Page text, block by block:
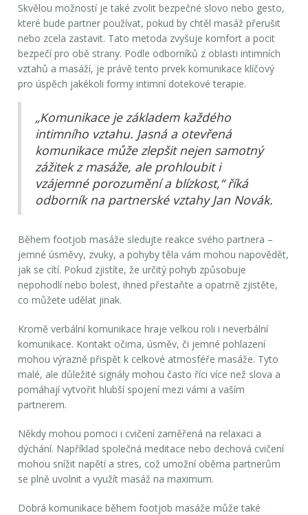
Skvělou možností je také zvolit bezpečné slovo nebo gesto,
které bude partner používat, pokud by chtěl masáž přerušit
nebo zcela zastavit. Tato metoda zvyšuje komfort a pocit
bezpečí pro obě strany. Podle odborníků z oblasti intimních
vztahů a masáží, je právě tento prvek komunikace klíčový
pro úspěch jakékoli formy intimní dotekové terapie.
„Komunikace je základem každého
intimního vztahu. Jasná a otevřená
komunikace může zlepšit nejen samotný
zážitek z masáže, ale prohloubit i
vzájemné porozumění a blízkost,“ říká
odborník na partnerské vztahy Jan Novák.
Během footjob masáže sledujte reakce svého partnera –
jemné úsměvy, zvuky, a pohyby těla vám mohou napovědět,
jak se cítí. Pokud zjistíte, že určitý pohyb způsobuje
nepohodlí nebo bolest, ihned přestaňte a opatrně zjistěte,
co můžete udělat jinak.
Kromě verbální komunikace hraje velkou roli i neverbální
komunikace. Kontakt očima, úsměv, či jemné pohlazení
mohou výrazně přispět k celkové atmosféře masáže. Tyto
malé, ale důležité signály mohou často říci více než slova a
pomáhají vytvořit hlubší spojení mezi vámi a vaším
partnerem.
Někdy mohou pomoci i cvičení zaměřená na relaxaci a
dýchání. Například společná meditace nebo dechová cvičení
mohou snížit napětí a stres, což umožní oběma partnerům
se plně uvolnit a využít masáž na maximum.
Dobrá komunikace během footjob masáže může také